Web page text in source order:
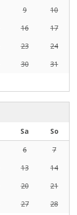
9
10
16
17
23
24
30 31
Sa
So
6
7
13
14
20
21
27
28